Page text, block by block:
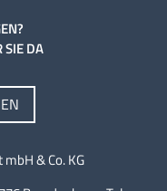
SIE DA
& Co. KG